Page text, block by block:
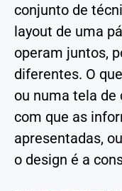
conjunto de
layout de uma
operam juntos,
diferentes. O
ou numa tela
com que as
apresentadas,
o design é a